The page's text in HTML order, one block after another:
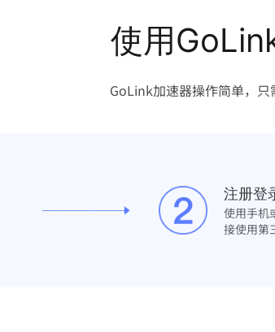
使用
GoLink加速器操作简单，
注册登
使用手机
接使用第